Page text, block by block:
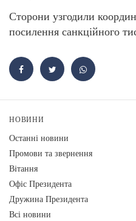
Сторони узгодили
посилення санкційного
НОВИНИ
Останні новини
Промови та звернення
Вiтання
Офіс Президента
Дружина Президента
Всі новини